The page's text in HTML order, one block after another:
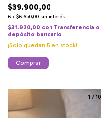
$39.900,00
6 x $6.650,00 sin interés
$31.920,00 con Transferencia o
depósito bancario
¡Solo quedan 5 en stock!
Comprar
1 /10